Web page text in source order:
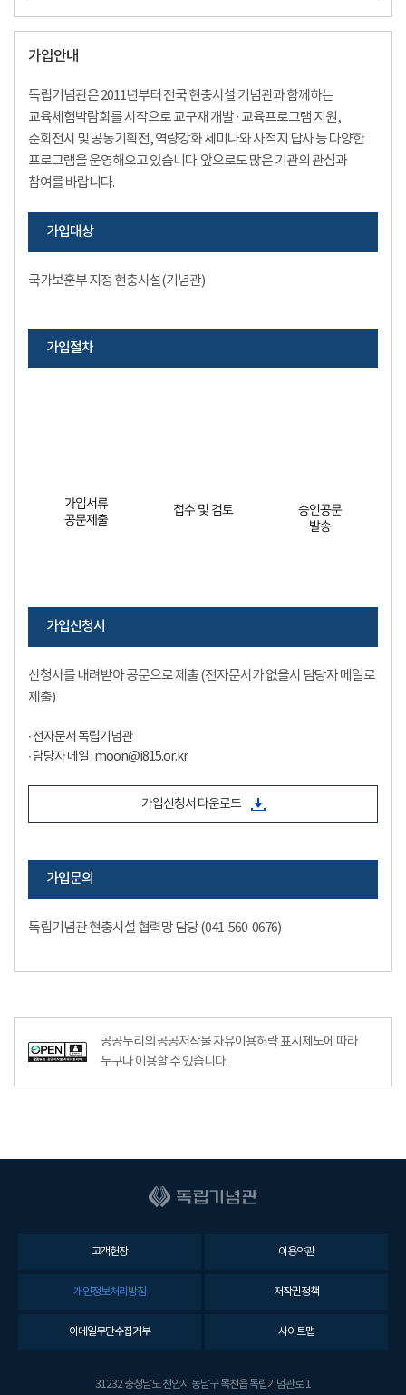
가입안내
독립기념관은 2011년부터 전국 현충시설 기념관과 함께하는
교육체험박람회를 시작으로 교구재 개발 · 교육프로그램 지원,
순회전시 및 공동기획전, 역량강화 세미나와 사적지 답사 등 다양한
프로그램을 운영해오고 있습니다. 앞으로도 많은 기관의 관심과
참여를 바랍니다.
가입대상
국가보훈부 지정 현충시설(기념관)
가입절차
가입서류
공문제출
접수 및 검토
승인공문
발송
가입신청서
신청서를 내려받아 공문으로 제출 (전자문서가 없을시 담당자 메일로
제출)
∙ 전자문서 독립기념관
∙ 담당자 메일 : moon@i815.or.kr
가입신청서 다운로드
가입문의
독립기념관 현충시설 협력망 담당 (041-560-0676)
공공누리공공저작물자유이용허락–출처표시이미지
공공누리의 공공저작물 자유이용허락 표시제도에 따라
누구나 이용할 수 있습니다.
고객헌장 이용약관
개인정보처리방침 저작권정책
이메일무단수집거부 사이트맵
31232 충청남도 천안시 동남구 목천읍 독립기념관로 1